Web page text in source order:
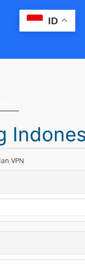
VPN
ID